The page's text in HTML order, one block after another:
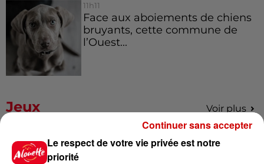
11h11
Face aux aboiements de chiens
bruyants, cette commune de
l’Ouest...
Jeux Voir plus
Gagnez vos places pour
l'événement Ride the Show à
Le respect de votre vie privée est notre
priorité
Continuer sans accepter